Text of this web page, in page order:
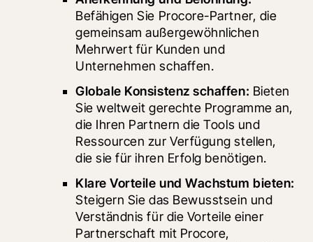
Befähigen Sie Procore-Partner, die
gemeinsam außergewöhnlichen
Mehrwert für Kunden und
Unternehmen schaffen.
Globale Konsistenz schaffen: Bieten
Sie weltweit gerechte Programme an,
die Ihren Partnern die Tools und
Ressourcen zur Verfügung stellen,
die sie für ihren Erfolg benötigen.
Klare Vorteile und Wachstum bieten:
Steigern Sie das Bewusstsein und
Verständnis für die Vorteile einer
Partnerschaft mit Procore,